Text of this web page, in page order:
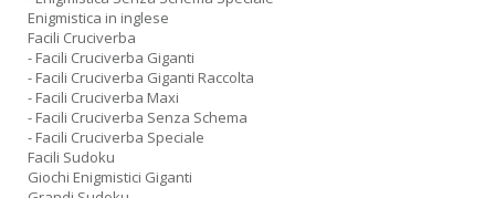
Enigmistica in inglese
Facili Cruciverba
- Facili Cruciverba Giganti
- Facili Cruciverba Giganti Raccolta
- Facili Cruciverba Maxi
- Facili Cruciverba Senza Schema
- Facili Cruciverba Speciale
Facili Sudoku
Giochi Enigmistici Giganti